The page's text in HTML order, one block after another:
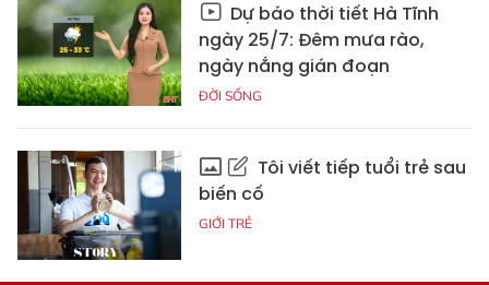
Dự báo thời tiết Hà Tĩnh
ngày 25/7: Đêm mưa rào,
ngày nắng gián đoạn
ĐỜI SỐNG
Tôi viết tiếp tuổi trẻ sau
biến cố
GIỚI TRẺ